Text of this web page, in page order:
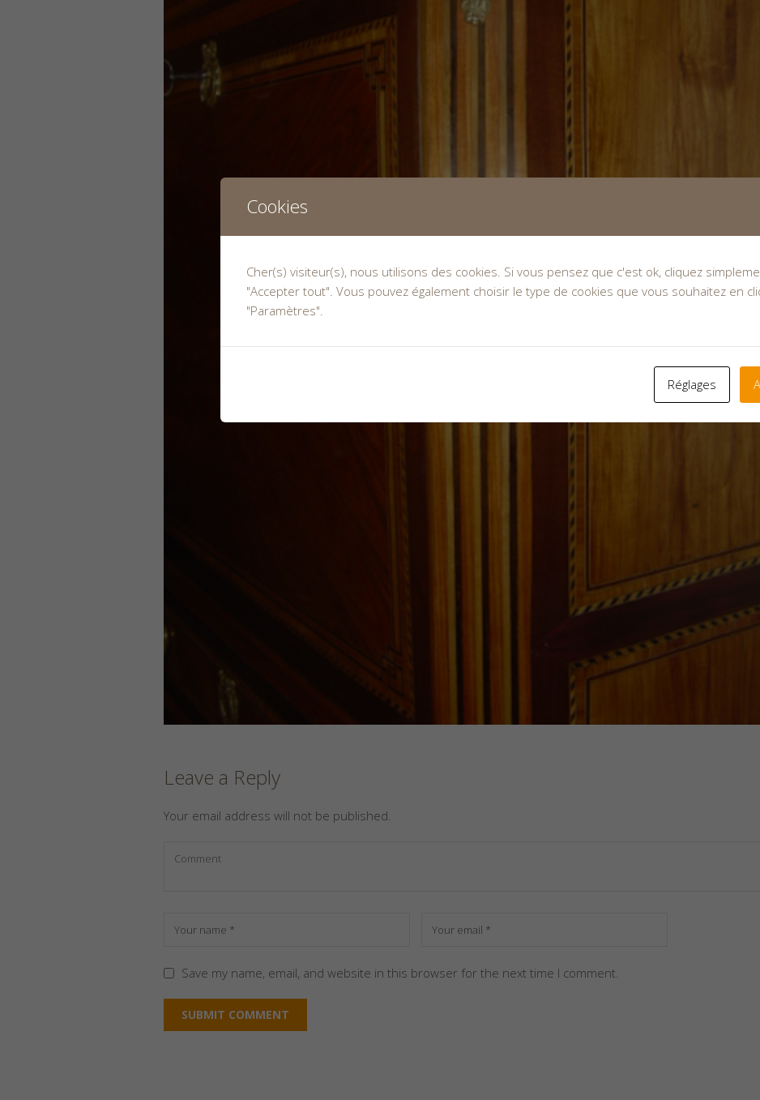
Leave a Reply
Your email address will not be published.
Save my name, email, and website in this browser for the next time I comment.
Cookies
Cher(s) visiteur(s), nous utilisons des cookies. Si vous pensez que c'est ok, cliquez
"Accepter tout". Vous pouvez également choisir le type de cookies que vous souhaitez en
"Paramètres".
Réglages